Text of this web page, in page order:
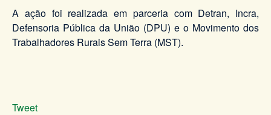
A ação foi realizada em parceria com Detran, Incra,
Defensoria Pública da União (DPU) e o Movimento dos
Trabalhadores Rurais Sem Terra (MST).
Tweet